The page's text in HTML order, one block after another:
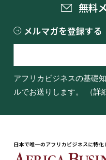
無料
メルマガを登録する
アフリカビジネスの基礎
ルでお送りします。
（詳
日本で唯一のアフリカビジネスに特